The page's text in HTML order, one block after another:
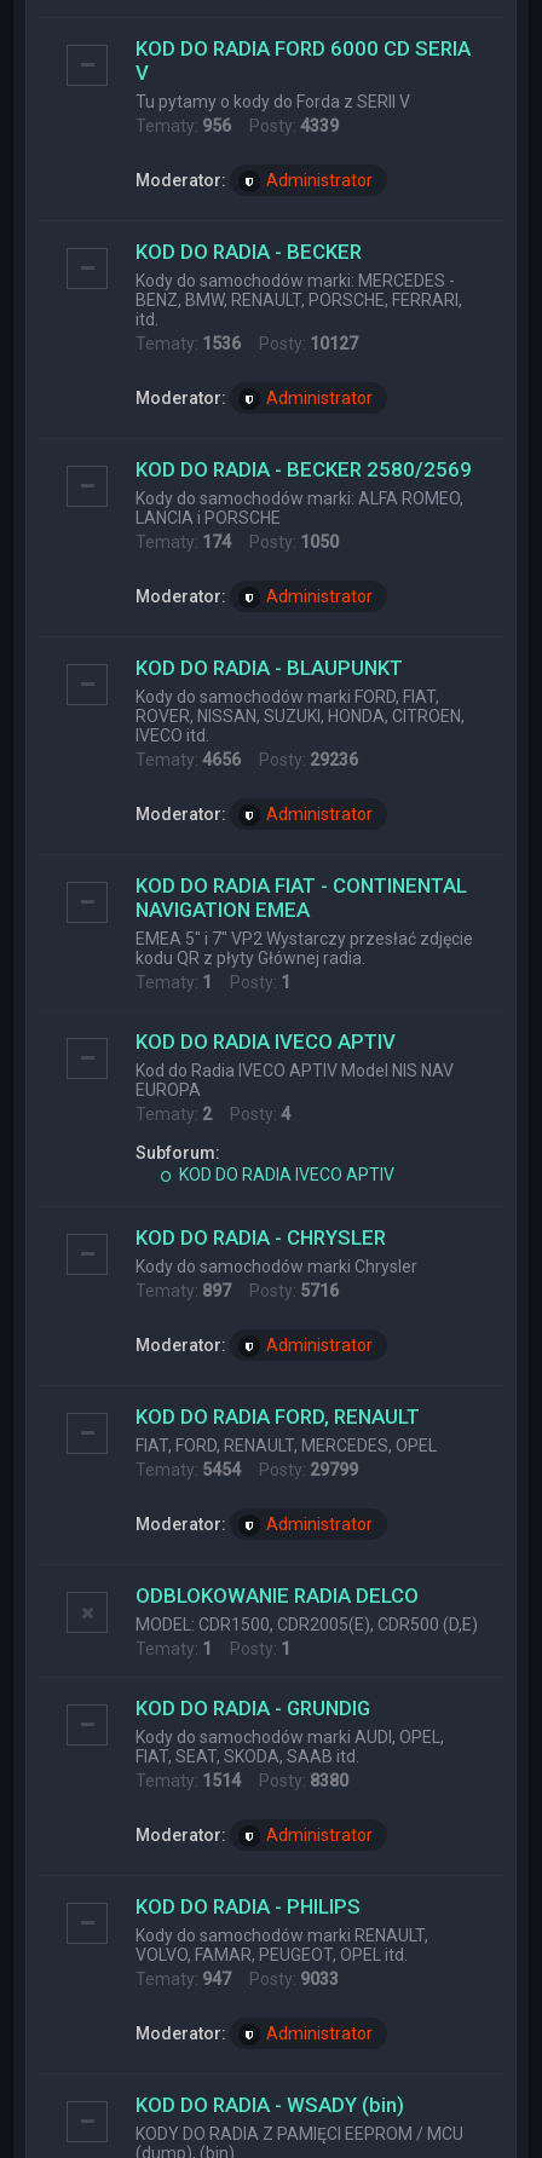
KOD DO RADIA FORD 6000 CD SERIA
V
Tu pytamy o kody do Forda z SERII V
Tematy: 956 Posty:4339
Moderator: Administrator
KOD DO RADIA - BECKER
Kody do samochodów marki: MERCEDES -
BENZ, BMW, RENAULT, PORSCHE, FERRARI,
itd.
Tematy: 1536 Posty: 10127
Moderator: Administrator
KOD DO RADIA - BECKER 2580/2569
Kody do samochodów marki: ALFA ROMEO,
LANCIA i PORSCHE
Tematy: 174Posty: 1050
Moderator: Administrator
KOD DO RADIA - BLAUPUNKT
Kody do samochodów marki FORD, FIAT,
ROVER, NISSAN, SUZUKI, HONDA, CITROEN,
IVECO itd.
Tematy:4656 Posty: 29236
Moderator: Administrator
KOD DO RADIA FIAT - CONTINENTAL
NAVIGATION EMEA
EMEA 5" i 7" VP2 Wystarczy przesłać zdjęcie
kodu QR z płyty Głównej radia.
Tematy: 1 Posty: 1
KOD DO RADIA IVECO APTIV
Kod do Radia IVECO APTIV Model NIS NAV
EUROPA
Tematy: 2Posty:4
Subforum:
KOD DO RADIA IVECO APTIV
KOD DO RADIA - CHRYSLER
Kody do samochodów marki Chrysler
Tematy: 897Posty: 5716
Moderator: Administrator
KOD DO RADIA FORD, RENAULT
FIAT, FORD, RENAULT, MERCEDES, OPEL
Tematy: 5454Posty: 29799
Moderator: Administrator
ODBLOKOWANIE RADIA DELCO
MODEL: CDR1500, CDR2005(E), CDR500 (D,E)
Tematy: 1 Posty: 1
KOD DO RADIA - GRUNDIG
Kody do samochodów marki AUDI, OPEL,
FIAT, SEAT, SKODA, SAAB itd.
Tematy: 1514Posty: 8380
Moderator: Administrator
KOD DO RADIA - PHILIPS
Kody do samochodów marki RENAULT,
VOLVO, FAMAR, PEUGEOT, OPEL itd.
Tematy: 947Posty: 9033
Moderator: Administrator
KOD DO RADIA - WSADY (bin)
KODY DO RADIA Z PAMIĘCI EEPROM / MCU
(dump), (bin)